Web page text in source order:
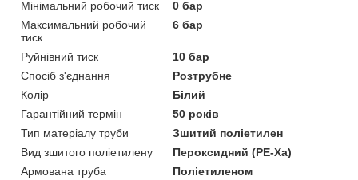
Мінімальний робочий тиск
0 бар
Максимальний робочий
тиск
6 бар
Руйнівний тиск
10 бар
Спосіб з'єднання
Розтрубне
Колір
Білий
Гарантійний термін
50 років
Тип матеріалу труби
Зшитий поліетилен
Вид зшитого поліетилену
Пероксидний (PE-Xa)
Армована труба
Поліетиленом